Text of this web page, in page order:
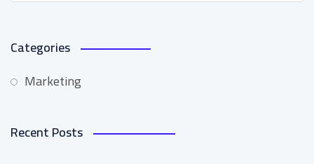
Categories
Marketing
Recent Posts